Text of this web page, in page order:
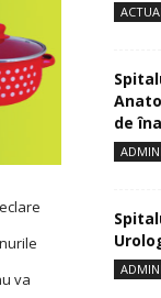
va
de